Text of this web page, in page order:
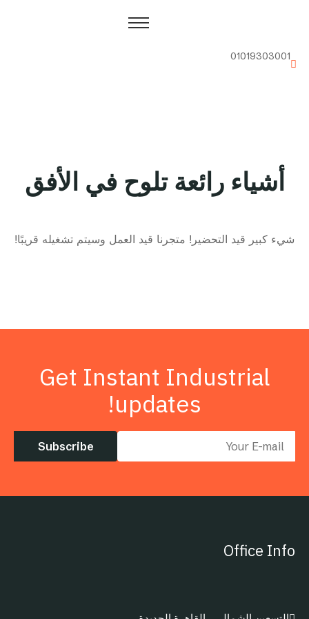
01019303001
أشياء رائعة تلوح في الأفق
شيء كبير قيد التحضير! متجرنا قيد العمل وسيتم تشغيله قريبًا!
Get Instant Industrial
updates!
Subscribe
Office Info